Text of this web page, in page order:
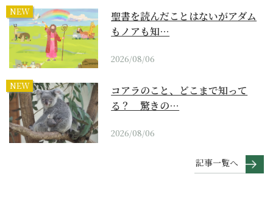
NEW
聖書を読んだことはないがアダム
もノアも知…
2026/08/06
NEW
コアラのこと、どこまで知って
る？ 驚きの…
2026/08/06
記事一覧へ